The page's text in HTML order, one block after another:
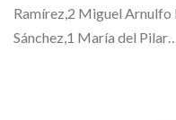
Ramírez,2 Miguel
Sánchez,1 María del